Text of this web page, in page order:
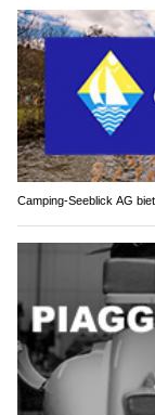
Camping-Seeblick AG